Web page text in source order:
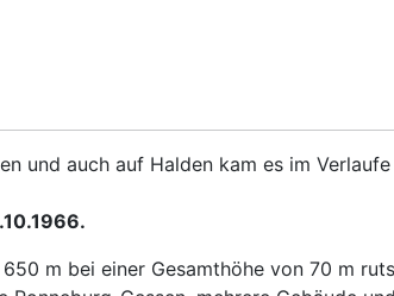
und auch auf Halden kam es im
m bei einer Gesamthöhe von 70 m